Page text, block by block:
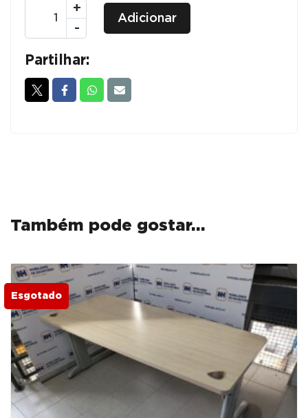
Quantidade
SECRETÁRIAS
POSTOS
1400x1400
+
-
Adicionar
Partilhar:
Também pode gostar…
Esgotado